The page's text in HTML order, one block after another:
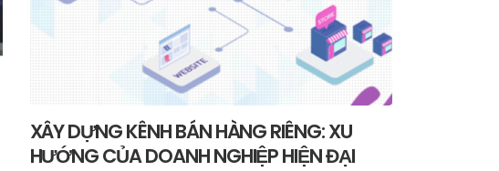
XÂY DỰNG KÊNH BÁN HÀNG RIÊNG: XU
HƯỚNG CỦA DOANH NGHIỆP HIỆN ĐẠI